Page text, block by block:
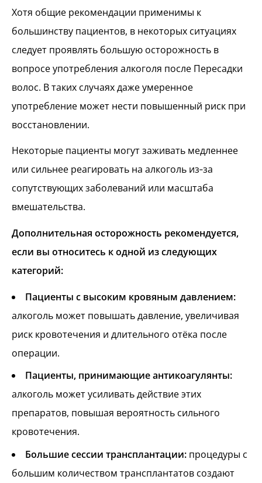
Хотя общие рекомендации применимы к
большинству пациентов, в некоторых ситуациях
следует проявлять большую осторожность в
вопросе употребления алкоголя после Пересадки
волос. В таких случаях даже умеренное
употребление может нести повышенный риск при
восстановлении.
Некоторые пациенты могут заживать медленнее
или сильнее реагировать на алкоголь из‑за
сопутствующих заболеваний или масштаба
вмешательства.
Дополнительная осторожность рекомендуется,
если вы относитесь к одной из следующих
категорий:
Пациенты с высоким кровяным давлением:
алкоголь может повышать давление, увеличивая
риск кровотечения и длительного отёка после
операции.
Пациенты, принимающие антикоагулянты:
алкоголь может усиливать действие этих
препаратов, повышая вероятность сильного
кровотечения.
Большие сессии трансплантации: процедуры с
большим количеством трансплантатов создают